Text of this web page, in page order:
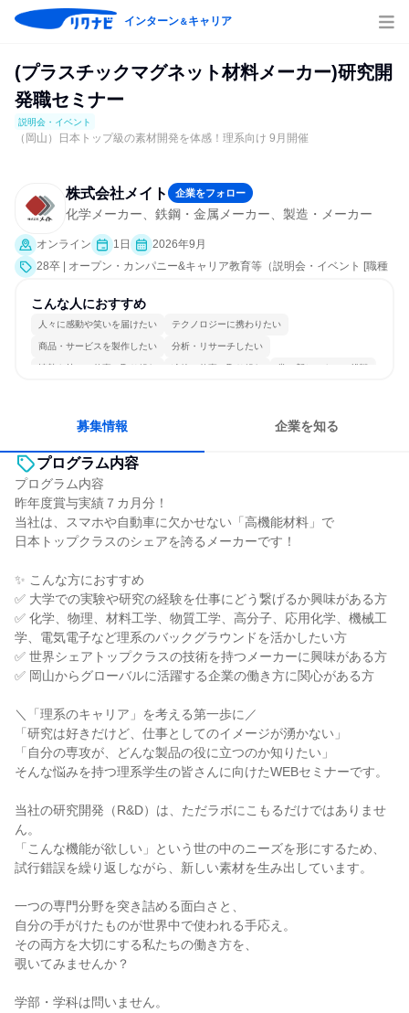
インターン＆キャリア
(プラスチックマグネット材料メーカー)研究開
発職セミナー
説明会・イベント
（岡山）日本トップ級の素材開発を体感！理系向け 9月開催
株式会社メイト 企業をフォロー
化学メーカー、鉄鋼・金属メーカー、製造・メーカー
オンライン 1日
2026年9月
28卒 | オープン・カンパニー&キャリア教育等（説明会・イベント [職種
こんな人におすすめ
人々に感動や笑いを届けたい テクノロジーに携わりたい
商品・サービスを製作したい 分析・リサーチしたい
情熱を持って仕事に取り組む 冷静に仕事に取り組む 常に新しいものに挑戦
募集情報 企業を知る
プログラム内容
プログラム内容
昨年度賞与実績７カ月分！
当社は、スマホや自動車に欠かせない「高機能材料」で
日本トップクラスのシェアを誇るメーカーです！
✨ こんな方におすすめ
✅ 大学での実験や研究の経験を仕事にどう繋げるか興味がある方
✅ 化学、物理、材料工学、物質工学、高分子、応用化学、機械工
学、電気電子など理系のバックグラウンドを活かしたい方
✅ 世界シェアトップクラスの技術を持つメーカーに興味がある方
✅ 岡山からグローバルに活躍する企業の働き方に関心がある方
＼「理系のキャリア」を考える第一歩に／
「研究は好きだけど、仕事としてのイメージが湧かない」
「自分の専攻が、どんな製品の役に立つのか知りたい」
そんな悩みを持つ理系学生の皆さんに向けたWEBセミナーです。
当社の研究開発（R&D）は、ただラボにこもるだけではありませ
ん。
「こんな機能が欲しい」という世の中のニーズを形にするため、
試行錯誤を繰り返しながら、新しい素材を生み出しています。
一つの専門分野を突き詰める面白さと、
自分の手がけたものが世界中で使われる手応え。
その両方を大切にする私たちの働き方を、
覗いてみませんか？
学部・学科は問いません。